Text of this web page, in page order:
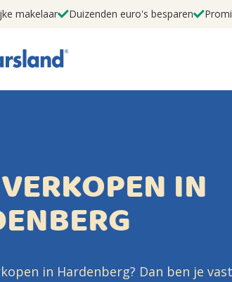
makelaar Duizenden euro's besparen
IN
in Hardenberg? Dan ben je